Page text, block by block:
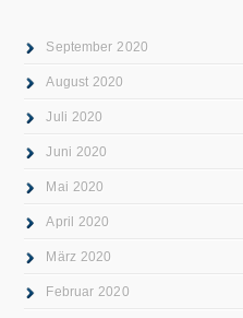
September 2020
August 2020
Juli 2020
Juni 2020
Mai 2020
April 2020
März 2020
Februar 2020